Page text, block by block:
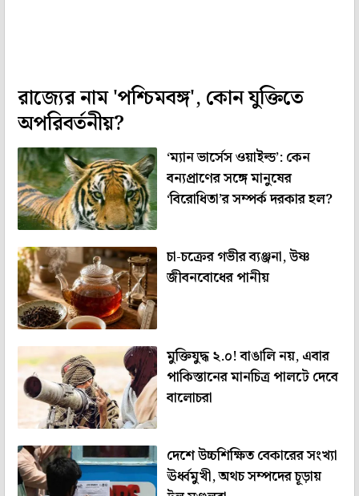
রাজ্যের নাম 'পশ্চিমবঙ্গ', কোন যুক্তিতে
অপরিবর্তনীয়?
‘ম্যান ভার্সেস ওয়াইল্ড’: কেন
বন্যপ্রাণের সঙ্গে মানুষের
‘বিরোধিতা’র সম্পর্ক দরকার হল?
চা-চক্রের গভীর ব্যঞ্জনা, উষ্ণ
জীবনবোধের পানীয়
মুক্তিযুদ্ধ ২.০! বাঙালি নয়, এবার
পাকিস্তানের মানচিত্র পালটে দেবে
বালোচরা
দেশে উচ্চশিক্ষিত বেকারের সংখ্যা
ঊর্ধ্বমুখী, অথচ সম্পদের চূড়ায়